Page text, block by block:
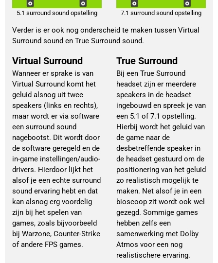
5.1 surround sound opstelling 7.1 surround sound opstelling
Verder is er ook nog onderscheid te maken tussen Virtual
Surround sound en True Surround sound.
Virtual Surround
Wanneer er sprake is van
Virtual Surround komt het
geluid alsnog uit twee
speakers (links en rechts),
maar wordt er via software
een surround sound
nagebootst. Dit wordt door
de software geregeld en de
in-game instellingen/audio-
drivers. Hierdoor lijkt het
alsof je een echte surround
sound ervaring hebt en dat
kan alsnog erg voordelig
zijn bij het spelen van
games, zoals bijvoorbeeld
bij Warzone, Counter-Strike
of andere FPS games.
True Surround
Bij een True Surround
headset zijn er meerdere
speakers in de headset
ingebouwd en spreek je van
een 5.1 of 7.1 opstelling.
Hierbij wordt het geluid van
de game naar de
desbetreffende speaker in
de headset gestuurd om de
positionering van het geluid
zo realistisch mogelijk te
maken. Net alsof je in een
bioscoop zit wordt ook wel
gezegd. Sommige games
hebben zelfs een
samenwerking met Dolby
Atmos voor een nog
realistischere ervaring.